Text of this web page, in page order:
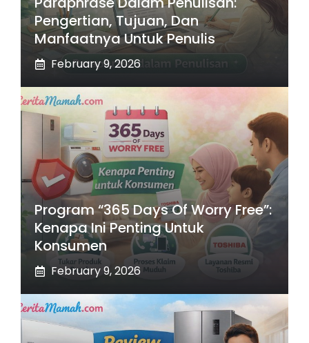
Pengertian, Tujuan, Dan
Manfaatnya Untuk Penulis
February 9, 2026
Program “365 Days Of Worry Free”:
Kenapa Ini Penting Untuk
Konsumen
February 9, 2026